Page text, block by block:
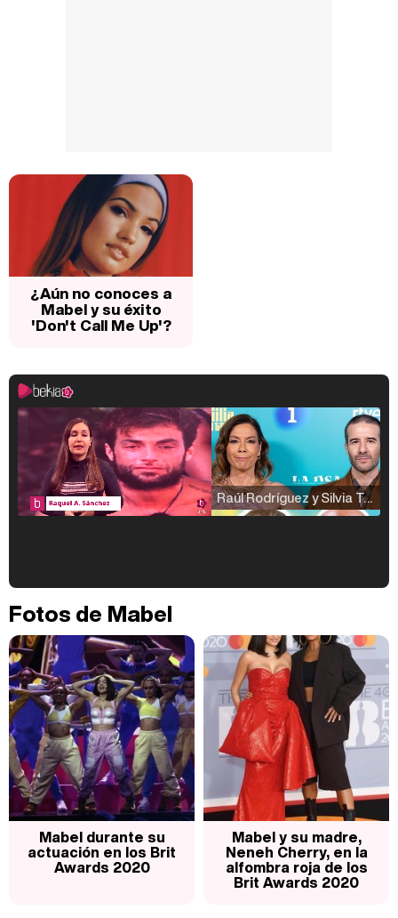
¿Aún no conoces a
Mabel y su éxito
'Don't Call Me Up'?
Raúl Rodríguez y Silvia Taulés nos cuentan su papel en 'La familia de la tele'
Carlota Corredera y Javier de Hoyos: "La tele tiene que representar al público también y aquí están todos los perfiles posibles&quo;
Así se tomó Felipe VI que la Infanta Sofía no quisiera recibir formación militar
Fotos de Mabel
Mabel durante su
actuación en los Brit
Awards 2020
Mabel y su madre,
Neneh Cherry, en la
alfombra roja de los
Brit Awards 2020